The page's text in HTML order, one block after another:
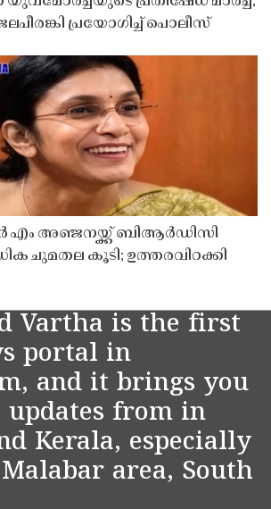
പ്രയോഗിച്ച് പൊലീസ്
എം അഞ്ജനയ്ക്ക് ബിആർഡിസി
ചുമതല കൂടി; ഉത്തരവിറക്കി
Vartha is the first
portal in
and it brings you
updates from in
Kerala, especially
area, South